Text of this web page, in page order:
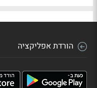
הורדת אפליקציה